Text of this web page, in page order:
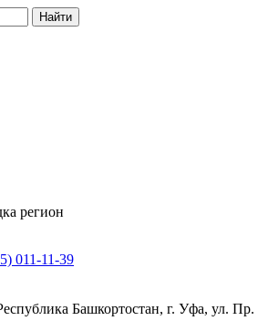
регион
011-11-39
Башкортостан, г. Уфа, ул.